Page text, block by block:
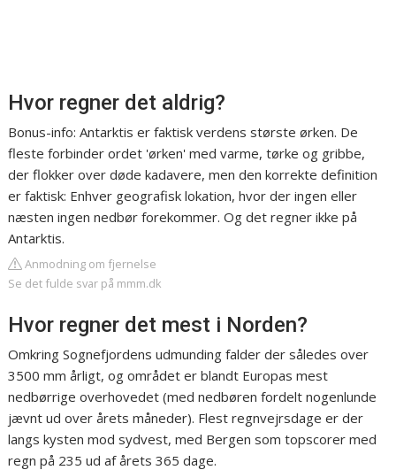
Hvor regner det aldrig?
Bonus-info: Antarktis er faktisk verdens største ørken. De
fleste forbinder ordet 'ørken' med varme, tørke og gribbe,
der flokker over døde kadavere, men den korrekte definition
er faktisk: Enhver geografisk lokation, hvor der ingen eller
næsten ingen nedbør forekommer. Og det regner ikke på
Antarktis.
Anmodning om fjernelse
Se det fulde svar på mmm.dk
Hvor regner det mest i Norden?
Omkring Sognefjordens udmunding falder der således over
3500 mm årligt, og området er blandt Europas mest
nedbørrige overhovedet (med nedbøren fordelt nogenlunde
jævnt ud over årets måneder). Flest regnvejrsdage er der
langs kysten mod sydvest, med Bergen som topscorer med
regn på 235 ud af årets 365 dage.